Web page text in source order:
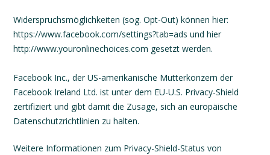
Widerspruchsmöglichkeiten (sog. Opt-Out) können hier:
https://www.facebook.com/settings?tab=ads und hier
http://www.youronlinechoices.com gesetzt werden.
Facebook Inc., der US-amerikanische Mutterkonzern der
Facebook Ireland Ltd. ist unter dem EU-U.S. Privacy-Shield
zertifiziert und gibt damit die Zusage, sich an europäische
Datenschutzrichtlinien zu halten.
Weitere Informationen zum Privacy-Shield-Status von